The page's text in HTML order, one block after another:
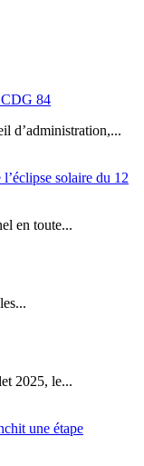
84
d’administration,...
solaire du 12
en toute...
2025, le...
une étape